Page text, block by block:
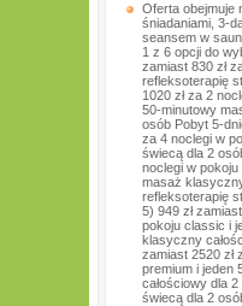
Oferta obejmuje
śniadaniami, 3-
seansem w
1 z 6 opcji do
zamiast 830 zł
refleksoterapię
1020 zł za 2
50-minutowy
osób Pobyt 5-
za 4 noclegi w
świecą dla 2
noclegi w
masaż
refleksoterapię
5) 949 zł
pokoju classic i
klasyczny
zamiast 2520 zł
premium i jeden
całościowy dla
świecą dla 2